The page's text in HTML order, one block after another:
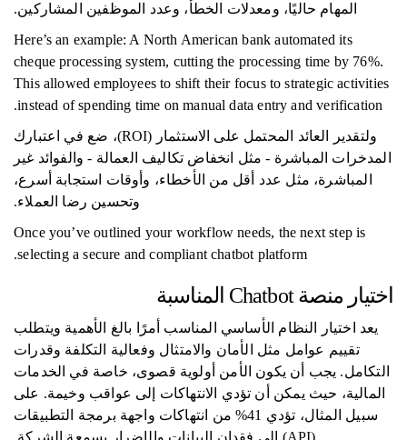
المهام حاليًا، ومعدلات الخطأ، وعدد الموظفين المشاركين.
Here’s an example: A North American bank automated its
cheque processing system, cutting the processing time by 76%.
This allowed employees to shift their focus to strategic activities
instead of spending time on manual data entry and verification.
ولتقدير العائد المحتمل على الاستثمار (ROI)، ضع في اعتبارك
المدخرات المباشرة - مثل انخفاض تكاليف العمالة - والفوائد غير
المباشرة، مثل عدد أقل من الأخطاء، وأوقات استجابة أسرع،
وتحسين رضا العملاء.
Once you’ve outlined your workflow needs, the next step is
selecting a secure and compliant chatbot platform.
اختيار منصة Chatbot المناسبة
يعد اختيار النظام الأساسي المناسب أمرًا بالغ الأهمية ويتطلب
تقييم عوامل مثل الأمان والامتثال وفعالية التكلفة وقدرات
التكامل. يجب أن يكون الأمن أولوية قصوى، خاصة في الخدمات
المالية، حيث يمكن أن تؤدي الانتهاكات إلى عواقب وخيمة. على
سبيل المثال، تؤدي 41% من انتهاكات واجهة برمجة التطبيقات
(API) إلى فقدان البيانات والإضرار بسمعة الشركة.